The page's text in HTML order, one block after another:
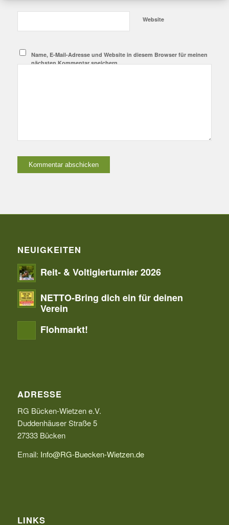
Website
Name, E-Mail-Adresse und Website in diesem Browser für meinen
nächsten Kommentar speichern.
NEUIGKEITEN
Reit- & Voltigierturnier 2026
NETTO-Bring dich ein für deinen
Verein
Flohmarkt!
ADRESSE
RG Bücken-Wietzen e.V.
Duddenhäuser Straße 5
27333 Bücken
Email: Info@RG-Buecken-Wietzen.de
LINKS